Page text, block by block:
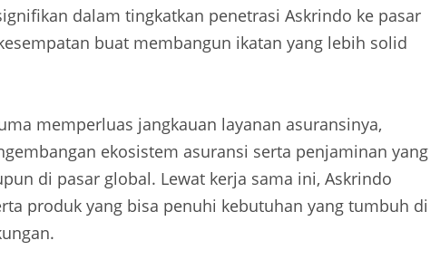
dalam tingkatkan penetrasi Askrindo ke pasar
buat membangun ikatan yang lebih solid
memperluas jangkauan layanan asuransinya,
ekosistem asuransi serta penjaminan yang
di pasar global. Lewat kerja sama ini, Askrindo
produk yang bisa penuhi kebutuhan yang tumbuh di